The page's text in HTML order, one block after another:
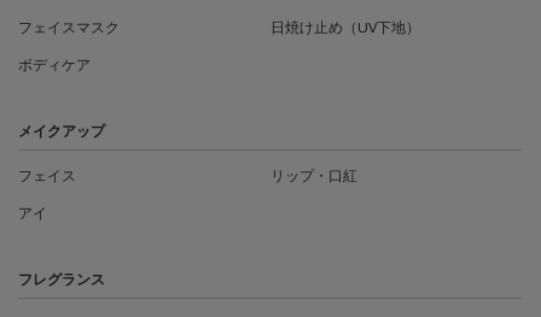
フェイスマスク 日焼け止め（UV下地）
ボディケア
メイクアップ
フェイス リップ・口紅
アイ
フレグランス